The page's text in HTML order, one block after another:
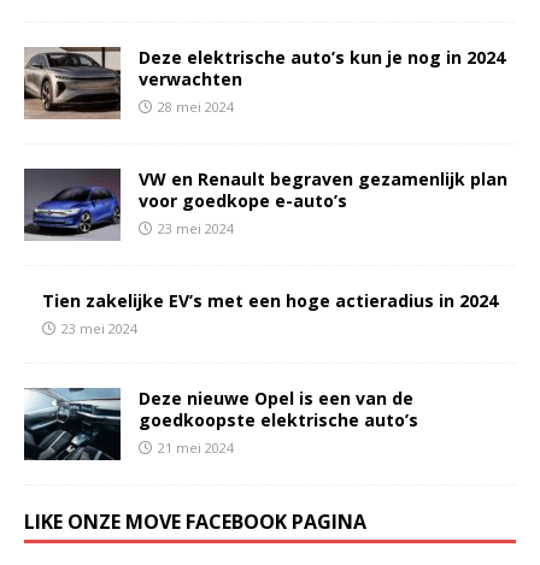
Deze elektrische auto’s kun je nog in 2024
verwachten
28 mei 2024
VW en Renault begraven gezamenlijk plan
voor goedkope e-auto’s
23 mei 2024
Tien zakelijke EV’s met een hoge actieradius in 2024
23 mei 2024
Deze nieuwe Opel is een van de
goedkoopste elektrische auto’s
21 mei 2024
LIKE ONZE MOVE FACEBOOK PAGINA